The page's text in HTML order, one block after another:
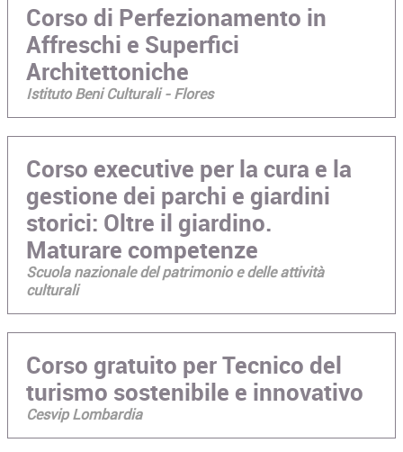
Corso di Perfezionamento in
Affreschi e Superfici
Architettoniche
Istituto Beni Culturali - Flores
Corso executive per la cura e la
gestione dei parchi e giardini
storici: Oltre il giardino.
Maturare competenze
Scuola nazionale del patrimonio e delle attività
culturali
Corso gratuito per Tecnico del
turismo sostenibile e innovativo
Cesvip Lombardia